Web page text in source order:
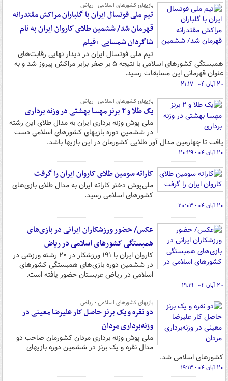
بازیهای کشورهای اسلامی - ریاض
تیم ملی فوتسال ایران با گلباران مراکش مقتدرانه
قهرمان شد/ ششمین طلای کاروان ایران به نام
شاگردان شمسایی +فیلم
تیم ملی فوتسال ایران در دیدار نهایی رقابت‌های
همبستگی کشورهای اسلامی با نتیجه ۵ بر صفر برابر مراکش پیروز شد و به
عنوان قهرمانی این مسابقات رسید.
۲۰ آبان ۰۴ - ۲۱:۱۷
بازیهای کشورهای اسلامی - ریاض
یک طلا و ۲ برنز مهسا بهشتی در وزنه برداری
ملی پوش وزنه برداری ایران به مدال طلای این رشته
در ششمین دوره بازیهای کشورهای اسلامی دست
یافت تا چهارمین مدال آور طلایی کشورمان در این بازیها باشد.
۲۰ آبان ۰۴ - ۲۰:۲۹
کاراته سومین طلای کاروان ایران را گرفت
ملی‌پوش دختر کاراته ایران به مدال طلای بازی‌های
کشورهای اسلامی رسید.
۲۰ آبان ۰۴ - ۲۰:۰۳
عکس/ حضور ورزشکاران ایرانی در بازی‌های
همبستگی کشورهای اسلامی در ریاض
کاروان ایران با ۱۹۱ ورزشکار در ۲۰ رشته ورزشی در
در ششمین دوره بازی‌های همبستگی کشورهای
اسلامی در ریاض عربستان حضور یافته‌ است.
۲۰ آبان ۰۴ - ۱۹:۱۹
بازیهای کشورهای اسلامی - ریاض
دو نقره و یک برنز حاصل کار علیرضا معینی در
وزنه‌برداری مردان
ملی پوش وزنه برداری مردان کشورمان صاحب دو
مدال نقره و یک برنز در ششمین دوره بازیهای
کشورهای اسلامی شد.
۲۰ آبان ۰۴ - ۱۹:۱۳